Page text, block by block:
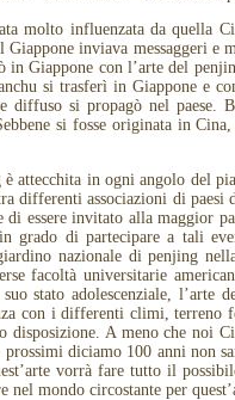
molto influenzata da
inviava messaggeri e
in Giappone con l’arte del
si trasferì in Giappone e
diffuso si propagò nel
si fosse originata in
attecchita in ogni angolo del
differenti associazioni di
essere invitato alla maggior
grado di partecipare a tali
nazionale di penjing
facoltà universitarie
suo stato adolescenziale,
con i differenti climi,
A meno che noi
diciamo 100 anni non
vorrà fare tutto il
nel mondo circostante per